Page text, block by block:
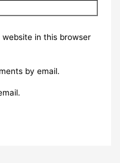
in this browser
by email.